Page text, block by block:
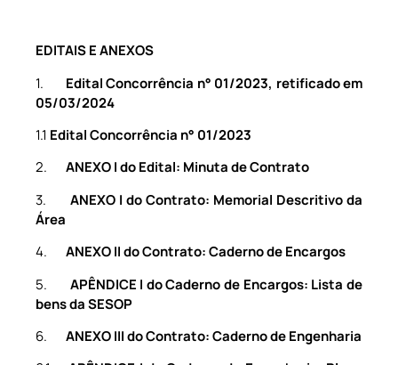
EDITAIS E ANEXOS
1. Edital Concorrência n° 01/2023, retificado em
05/03/2024
1.1 Edital Concorrência n° 01/2023
2. ANEXO I do Edital: Minuta de Contrato
3.ANEXO I do Contrato: Memorial Descritivo da
Área
4. ANEXO II do Contrato: Caderno de Encargos
5. APÊNDICE I do Caderno de Encargos: Lista de
bens da SESOP
6. ANEXO III do Contrato: Caderno de Engenharia